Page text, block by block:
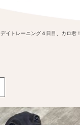
デイトレーニング４日目、カロ君！